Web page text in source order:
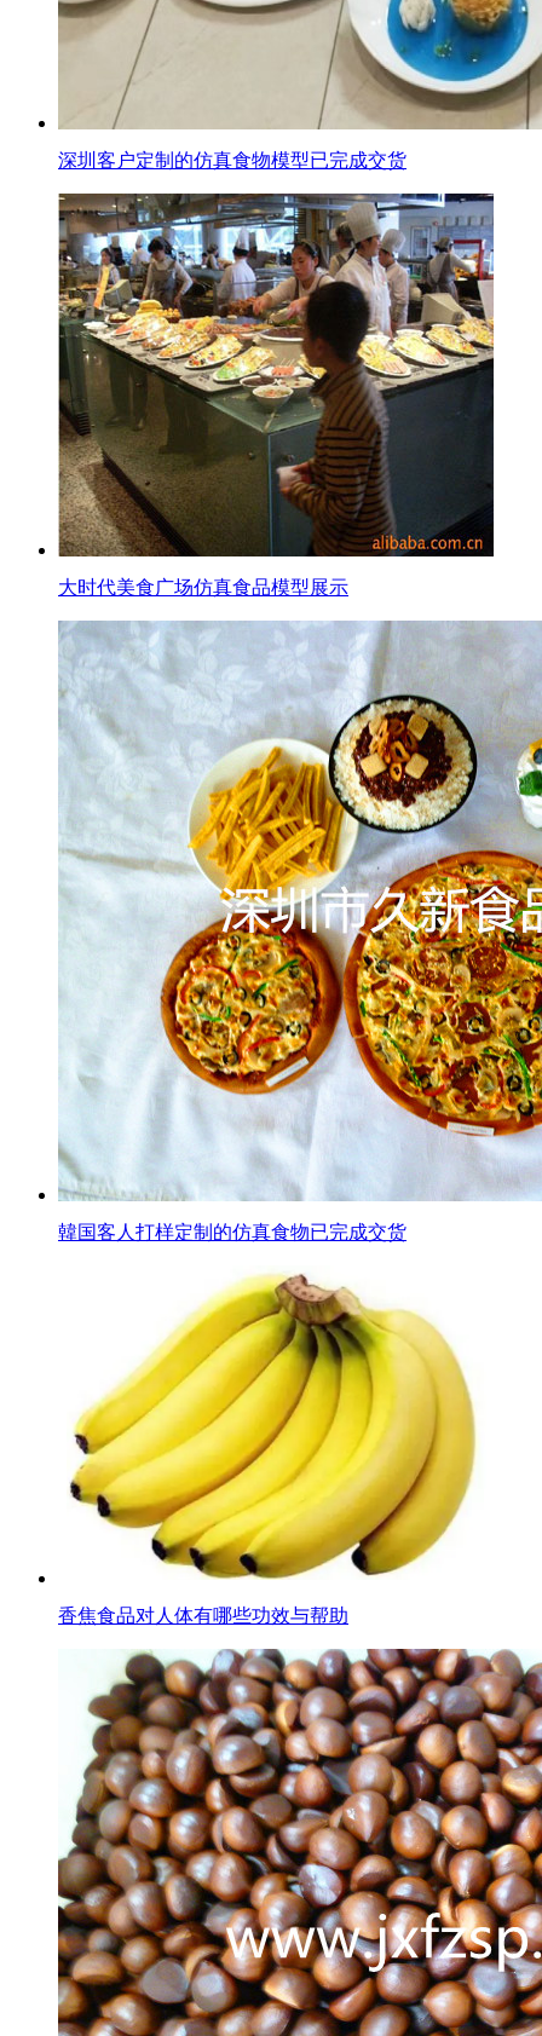
深圳客户定制的仿真食物模型已完成交货
大时代美食广场仿真食品模型展示
韓国客人打样定制的仿真食物已完成交货
香焦食品对人体有哪些功效与帮助